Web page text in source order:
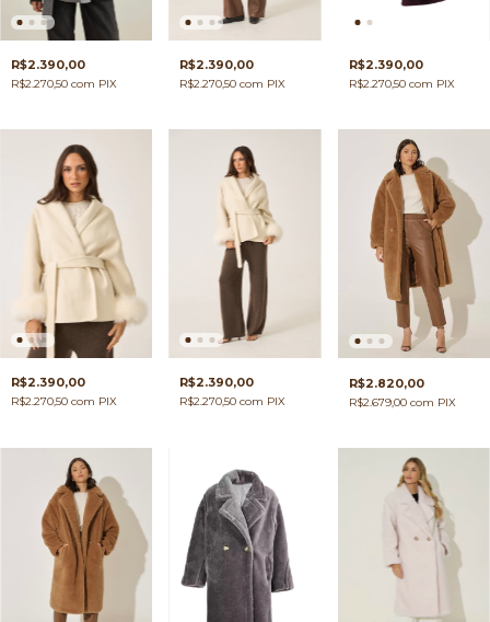
R$2.390,00
R$2.270,50 com PIX
R$2.390,00
R$2.270,50com PIX
R$2.390,00
R$2.270,50 com PIX
R$2.390,00
R$2.270,50 com PIX
R$2.390,00
R$2.270,50com PIX
R$2.820,00
R$2.679,00 com PIX